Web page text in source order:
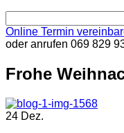
Online Termin
oder anrufen 069 829
Frohe
24 Dez.